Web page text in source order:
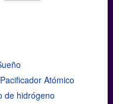
Atómico
de hidrógeno